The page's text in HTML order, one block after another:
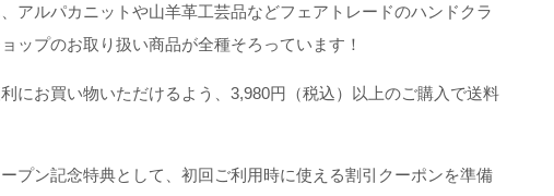
アルパカニットや山羊革工芸品などフェアトレードのハンドクラ
ップのお取り扱い商品が全種そろっています！
にお買い物いただけるよう、3,980円（税込）以上のご購入で送料
プン記念特典として、初回ご利用時に使える割引クーポンを準備